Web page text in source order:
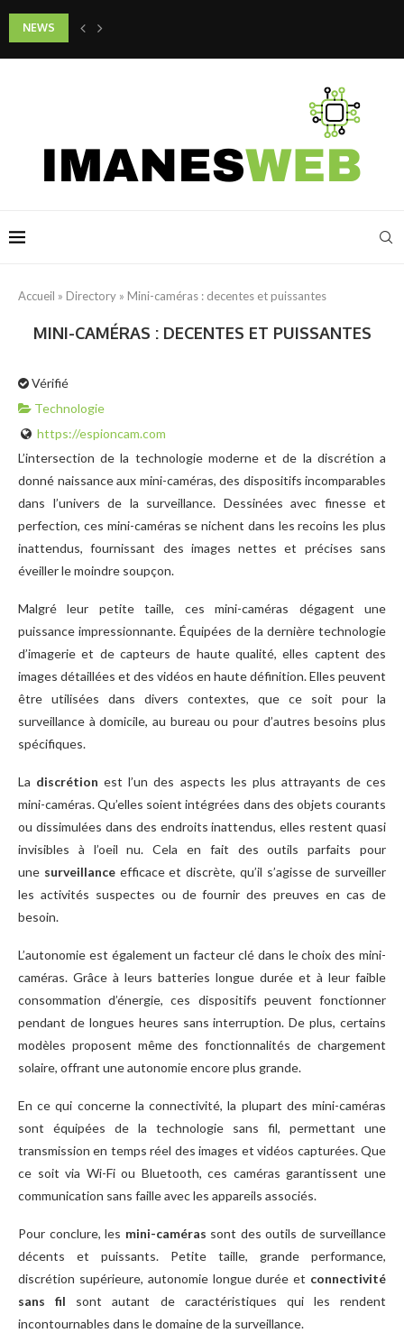
NEWS
Faut-il donner de l’argent de poche à son enfant et à quel âge ?
Accueil » Directory » Mini-caméras : decentes et puissantes
MINI-CAMÉRAS : DECENTES ET PUISSANTES
Vérifié
Technologie
https://espioncam.com
L’intersection de la technologie moderne et de la discrétion a
donné naissance aux mini-caméras, des dispositifs incomparables
dans l’univers de la surveillance. Dessinées avec finesse et
perfection, ces mini-caméras se nichent dans les recoins les plus
inattendus, fournissant des images nettes et précises sans
éveiller le moindre soupçon.
Malgré leur petite taille, ces mini-caméras dégagent une
puissance impressionnante. Équipées de la dernière technologie
d’imagerie et de capteurs de haute qualité, elles captent des
images détaillées et des vidéos en haute définition. Elles peuvent
être utilisées dans divers contextes, que ce soit pour la
surveillance à domicile, au bureau ou pour d’autres besoins plus
spécifiques.
La discrétion est l’un des aspects les plus attrayants de ces
mini-caméras. Qu’elles soient intégrées dans des objets courants
ou dissimulées dans des endroits inattendus, elles restent quasi
invisibles à l’oeil nu. Cela en fait des outils parfaits pour
une surveillanceefficace et discrète, qu’il s’agisse de surveiller
les activités suspectes ou de fournir des preuves en cas de
besoin.
L’autonomie est également un facteur clé dans le choix des mini-
caméras. Grâce à leurs batteries longue durée et à leur faible
consommation d’énergie, ces dispositifs peuvent fonctionner
pendant de longues heures sans interruption. De plus, certains
modèles proposent même des fonctionnalités de chargement
solaire, offrant une autonomie encore plus grande.
En ce qui concerne la connectivité, la plupart des mini-caméras
sont équipées de la technologie sans fil, permettant une
transmission en temps réel des images et vidéos capturées. Que
ce soit via Wi-Fi ou Bluetooth, ces caméras garantissent une
communication sans faille avec les appareils associés.
Pour conclure, les mini-caméras sont des outils de surveillance
décents et puissants. Petite taille, grande performance,
discrétion supérieure, autonomie longue durée et connectivité
sans fil sont autant de caractéristiques qui les rendent
incontournables dans le domaine de la surveillance.